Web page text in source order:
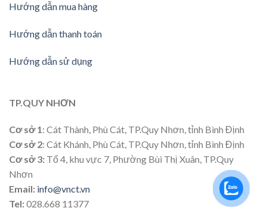
Hướng dẫn mua hàng
Hướng dẫn thanh toán
Hướng dẫn sử dụng
TP.QUY NHƠN
Cơ sở 1: Cát Thành, Phù Cát, TP.Quy Nhơn, tỉnh Bình Định
Cơ sở 2: Cát Khánh, Phù Cát, TP.Quy Nhơn, tỉnh Bình Định
Cơ sở 3: Tổ 4, khu vực 7, Phường Bùi Thị Xuân, TP.Quy
Nhơn
Email: info@vnct.vn
Tel:028.668 11377